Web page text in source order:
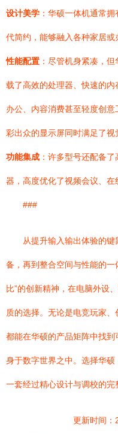
设计美学 ：华硕一体机通常
代简约，能够融入各种家居或
性能配置 ：尽管机身紧凑，
载了高效的处理器、快速的
办公、内容消费甚至轻度创
彩出众的显示屏同时满足了视
功能集成 ：许多型号还配备
器，高度优化了视频会议、在
###
从提升输入输出体验的
备，再到整合空间与性能的
比”的创新精神，在电脑外设
质的选择。无论是电竞玩家
都能在华硕的产品矩阵中找
身于数字世界之中。选择华
一套经过精心设计与调校的完
更新时间